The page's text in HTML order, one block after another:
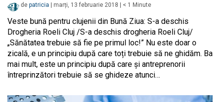
de patricia marți, 13 februarie 2018 < 1 Minute
Veste bună pentru clujenii din Bună Ziua: S-a deschis
Drogheria Roeli Cluj /S-a deschis drogheria Roeli Cluj/
„Sănătatea trebuie să fie pe primul loc!” Nu este doar o
zicală, e un principiu după care toți trebuie să ne ghidăm. Ba
mai mult, este un principiu după care și antreprenorii
întreprinzători trebuie să se ghideze atunci…